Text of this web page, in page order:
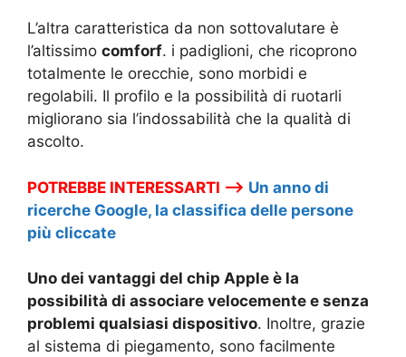
L’altra caratteristica da non sottovalutare è
l’altissimo comforf. i padiglioni, che ricoprono
totalmente le orecchie, sono morbidi e
regolabili. Il profilo e la possibilità di ruotarli
migliorano sia l’indossabilità che la qualità di
ascolto.
POTREBBE INTERESSARTI –> Un anno di
ricerche Google, la classifica delle persone
più cliccate
Uno dei vantaggi del chip Apple è la
possibilità di associare velocemente e senza
problemi qualsiasi dispositivo. Inoltre, grazie
al sistema di piegamento, sono facilmente